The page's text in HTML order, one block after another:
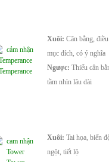
Xuôi: Cân bằng,
mục đích, có ý nghĩa
Ngược: Thiếu cân
tầm nhìn lâu dài
Xuôi: Tai họa, biến
ngột, tiết lộ